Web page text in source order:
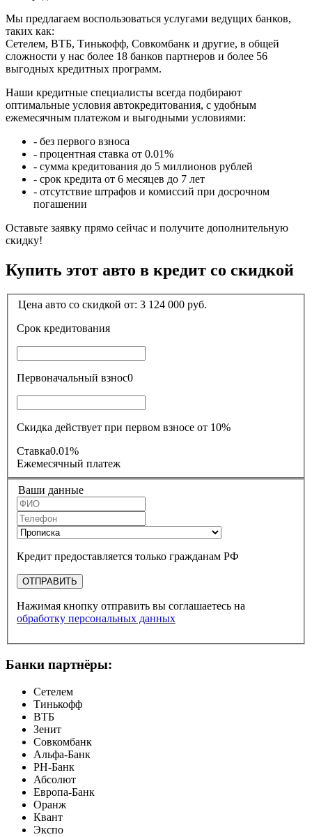
Мы предлагаем воспользоваться услугами ведущих банков,
таких как:
Сетелем, ВТБ, Тинькофф, Совкомбанк и другие, в общей
сложности у нас более 18 банков партнеров и более 56
выгодных кредитных программ.
Наши кредитные специалисты всегда подбирают
оптимальные условия автокредитования, с удобным
ежемесячным платежом и выгодными условиями:
- без первого взноса
- процентная ставка от 0.01%
- сумма кредитования до 5 миллионов рублей
- срок кредита от 6 месяцев до 7 лет
- отсутствие штрафов и комиссий при досрочном
погашении
Оставьте заявку прямо сейчас и получите дополнительную
скидку!
Купить этот авто в кредит со скидкой
Цена авто со скидкой от: 3 124 000 руб.
Срок кредитования
Первоначальный взнос0
Скидка действует при первом взносе от 10%
Ставка0.01%
Ежемесячный платеж
Ваши данные
Кредит предоставляется только гражданам РФ
ОТПРАВИТЬ
Нажимая кнопку отправить вы соглашаетесь на
обработку персональных данных
Банки партнёры:
Сетелем
Тинькофф
ВТБ
Зенит
Совкомбанк
Альфа-Банк
РН-Банк
Абсолют
Европа-Банк
Оранж
Квант
Экспо